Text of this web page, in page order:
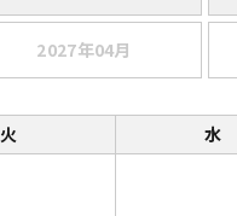
2027年04月
火 水